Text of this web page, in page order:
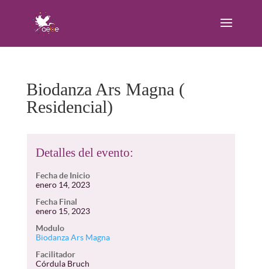
Biodanza Ars Magna (
Residencial)
Detalles del evento:
Fecha de Inicio
enero 14, 2023
Fecha Final
enero 15, 2023
Modulo
Biodanza Ars Magna
Facilitador
Córdula Bruch